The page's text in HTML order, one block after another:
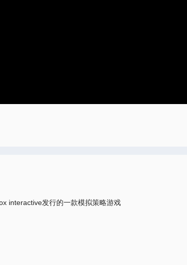
interactive发行的一款模拟策略游戏